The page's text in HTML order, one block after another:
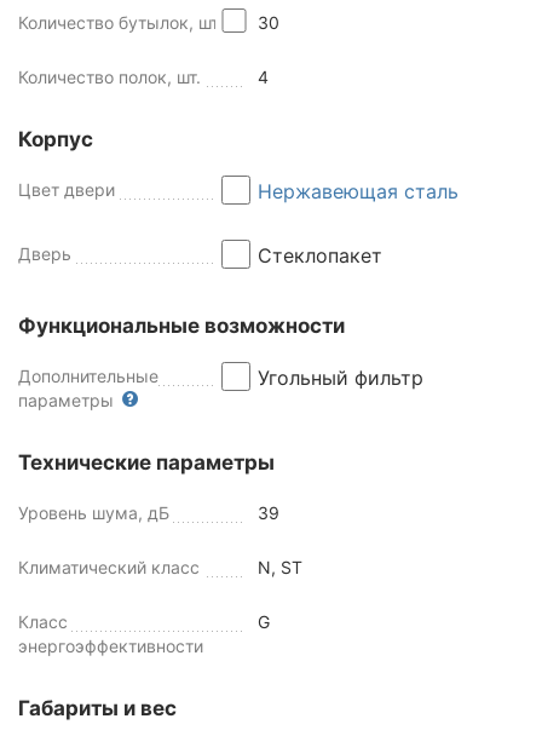
Количество бутылок, шт 30
Количество полок, шт. 4
Корпус
Цвет двери Нержавеющая сталь
Дверь Стеклопакет
Функциональные возможности
Дополнительные
параметры
Угольный фильтр
Технические параметры
Уровень шума, дБ 39
Климатический класс N, ST
Класс
энергоэффективности
G
Габариты и вес